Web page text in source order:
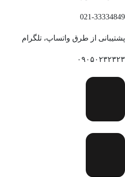
021-33334849
پشتیبانی از طرق واتساپ، تلگرام
۰۹۰۵۰۲۳۲۳۲۳